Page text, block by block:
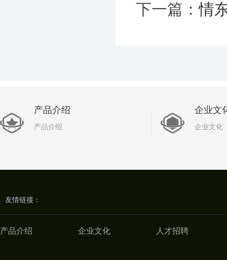
下一篇：情
产品介绍
产品介绍
企业文
企业文化
友情链接：
产品介绍 企业文化 人才招聘